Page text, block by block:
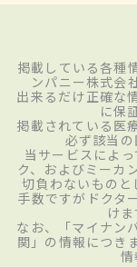
掲載している各種
ンパニー株式会
出来るだけ正確な
に保
掲載されている医
必ず該当の
当サービスによ
ク、およびミーカ
切負わないもの
手数ですがドクタ
け
なお、「マイナン
関」の情報につき
情